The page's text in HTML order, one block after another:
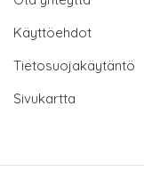
Käyttöehdot
Tietosuojakäytäntö
Sivukartta